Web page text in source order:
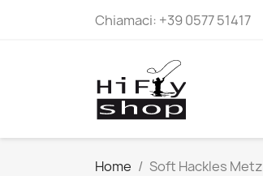
Chiamaci: +39 0577 51417
Home Soft Hackles Metz